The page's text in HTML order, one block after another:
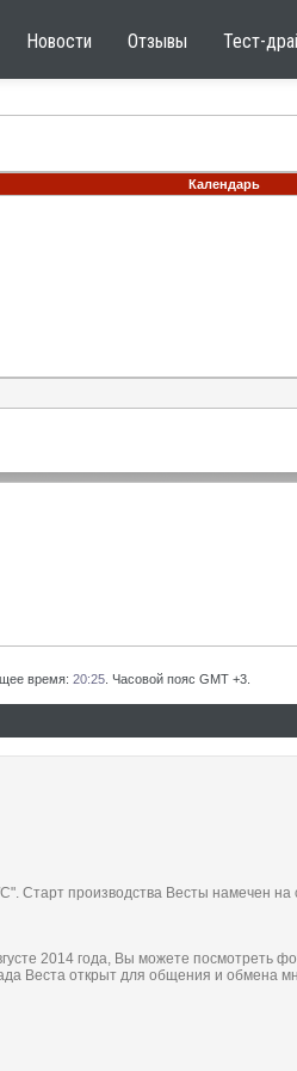
Новости Отзывы Тест-
Календарь
время: 20:25 . Часовой пояс GMT +3.
Старт производства Весты намечен на
2014 года, Вы можете посмотреть
Веста открыт для общения и обмена